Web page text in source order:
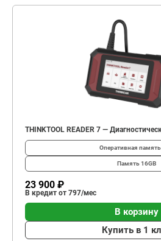
THINKTOOL READER 7 —
Оперативная память
Память16GВ
23 900 ₽
В кредит от 797/мес
В корзину
Купить в 1